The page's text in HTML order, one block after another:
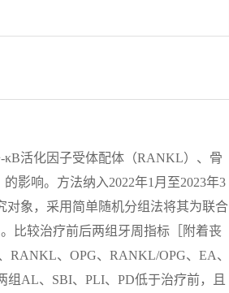
活化因子受体配体（RANKL）、骨
影响。方法纳入2022年1月至2023年3
对象，采用简单随机分组法将其为联合
比较治疗前后两组牙周指标［附着丧
RANKL、OPG、RANKL/OPG、EA、
AL、SBI、PLI、PD低于治疗前，且